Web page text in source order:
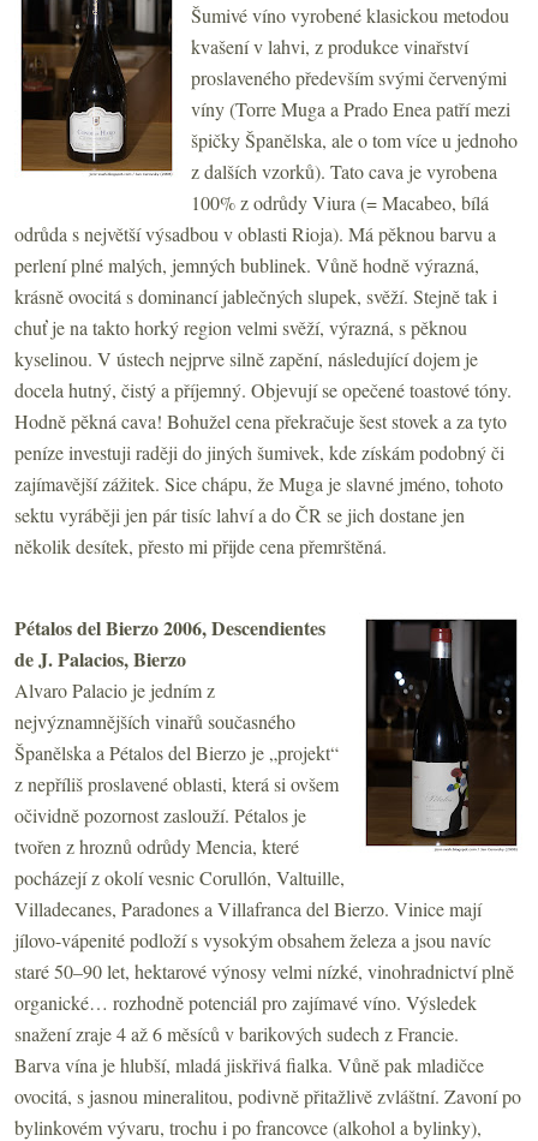
Šumivé víno vyrobené klasickou metodou
kvašení v lahvi, z produkce vinařství
proslaveného především svými červenými
víny (Torre Muga a Prado Enea patří mezi
špičky Španělska, ale o tom více u jednoho
z dalších vzorků). Tato cava je vyrobena
100% z odrůdy Viura (= Macabeo, bílá
odrůda s největší výsadbou v oblasti Rioja). Má pěknou barvu a
perlení plné malých, jemných bublinek. Vůně hodně výrazná,
krásně ovocitá s dominancí jablečných slupek, svěží. Stejně tak i
chuť je na takto horký region velmi svěží, výrazná, s pěknou
kyselinou. V ústech nejprve silně zapění, následující dojem je
docela hutný, čistý a příjemný. Objevují se opečené toastové tóny.
Hodně pěkná cava! Bohužel cena překračuje šest stovek a za tyto
peníze investuji raději do jiných šumivek, kde získám podobný či
zajímavější zážitek. Sice chápu, že Muga je slavné jméno, tohoto
sektu vyráběji jen pár tisíc lahví a do ČR se jich dostane jen
několik desítek, přesto mi přijde cena přemrštěná.
Pétalos del Bierzo 2006, Descendientes
de J. Palacios, Bierzo
Alvaro Palacio je jedním z
nejvýznamnějších vinařů současného
Španělska a Pétalos del Bierzo je „projekt“
z nepříliš proslavené oblasti, která si ovšem
očividně pozornost zaslouží. Pétalos je
tvořen z hroznů odrůdy Mencia, které
pocházejí z okolí vesnic Corullón, Valtuille,
Villadecanes, Paradones a Villafranca del Bierzo. Vinice mají
jílovo-vápenité podloží s vysokým obsahem železa a jsou navíc
staré 50–90 let, hektarové výnosy velmi nízké, vinohradnictví plně
organické… rozhodně potenciál pro zajímavé víno. Výsledek
snažení zraje 4 až 6 měsíců v barikových sudech z Francie.
Barva vína je hlubší, mladá jiskřivá fialka. Vůně pak mladičce
ovocitá, s jasnou mineralitou, podivně přitažlivě zvláštní. Zavoní po
bylinkovém vývaru, trochu i po francovce (alkohol a bylinky),